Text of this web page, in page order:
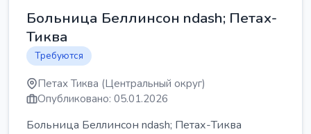
Больница Беллинсон ndash; Петах-
Тиква
Требуются
Петах Тиква (Центральный округ)
Опубликовано: 05.01.2026
Больница Беллинсон ndash; Петах-Тиква